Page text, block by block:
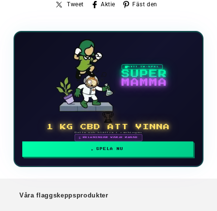
Tweet Aktie Fäst den
NYTT TV-SPEL
SUPER
MAMMA
🏆
1 KG CBD ATT VINNA
Delta och klättra i rankingen
🗓 BELÖNINGAR VARJE MÅNAD
SPELA NU
Våra flaggskeppsprodukter